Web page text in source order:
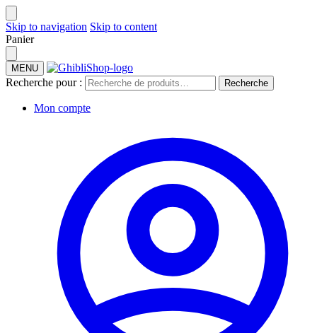
Skip to navigation Skip to content
Panier
MENU
Recherche pour : Recherche
Mon compte